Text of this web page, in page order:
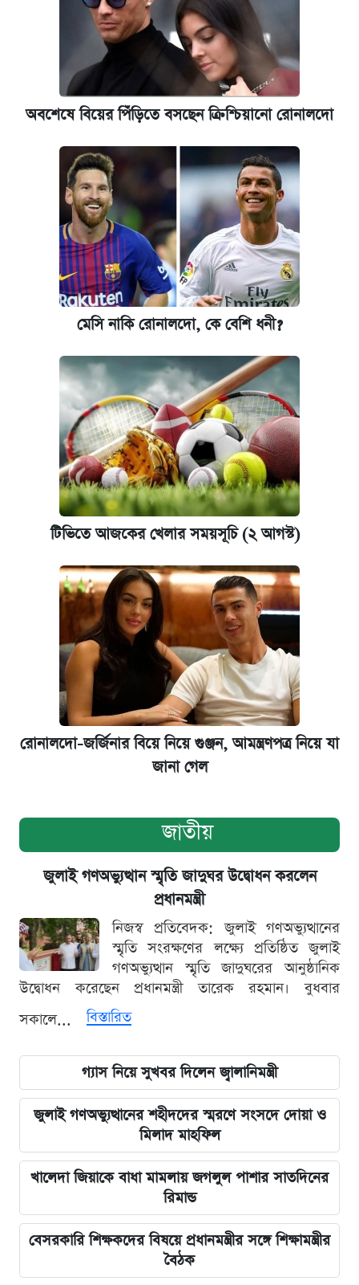
অবশেষে বিয়ের পিঁড়িতে বসছেন ক্রিশ্চিয়ানো রোনালদো
মেসি নাকি রোনালদো, কে বেশি ধনী?
টিভিতে আজকের খেলার সময়সূচি (২ আগস্ট)
রোনালদো-জর্জিনার বিয়ে নিয়ে গুঞ্জন, আমন্ত্রণপত্র নিয়ে যা
জানা গেল
জাতীয়
জুলাই গণঅভ্যুত্থান স্মৃতি জাদুঘর উদ্বোধন করলেন
প্রধানমন্ত্রী
নিজস্ব প্রতিবেদক: জুলাই গণঅভ্যুত্থানের
স্মৃতি সংরক্ষণের লক্ষ্যে প্রতিষ্ঠিত জুলাই
গণঅভ্যুত্থান স্মৃতি জাদুঘরের আনুষ্ঠানিক
উদ্বোধন করেছেন প্রধানমন্ত্রী তারেক রহমান। বুধবার
সকালে...
বিস্তারিত
গ্যাস নিয়ে সুখবর দিলেন জ্বালানিমন্ত্রী
জুলাই গণঅভ্যুত্থানের শহীদদের স্মরণে সংসদে দোয়া ও
মিলাদ মাহফিল
খালেদা জিয়াকে বাধা মামলায় জগলুল পাশার সাতদিনের
রিমান্ড
বেসরকারি শিক্ষকদের বিষয়ে প্রধানমন্ত্রীর সঙ্গে শিক্ষামন্ত্রীর
বৈঠক